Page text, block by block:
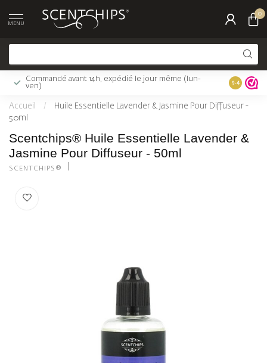
MENU
0
Commandé avant 14h, expédié le jour même (lun-
ven)
Livraison
9.4
Accueil /
Huile Essentielle Lavender & Jasmine Pour Diffuseur -
50ml
Scentchips® Huile Essentielle Lavender &
Jasmine Pour Diffuseur - 50ml
SCENTCHIPS®